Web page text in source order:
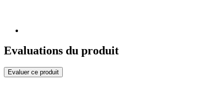
Evaluations du produit
Evaluer ce produit